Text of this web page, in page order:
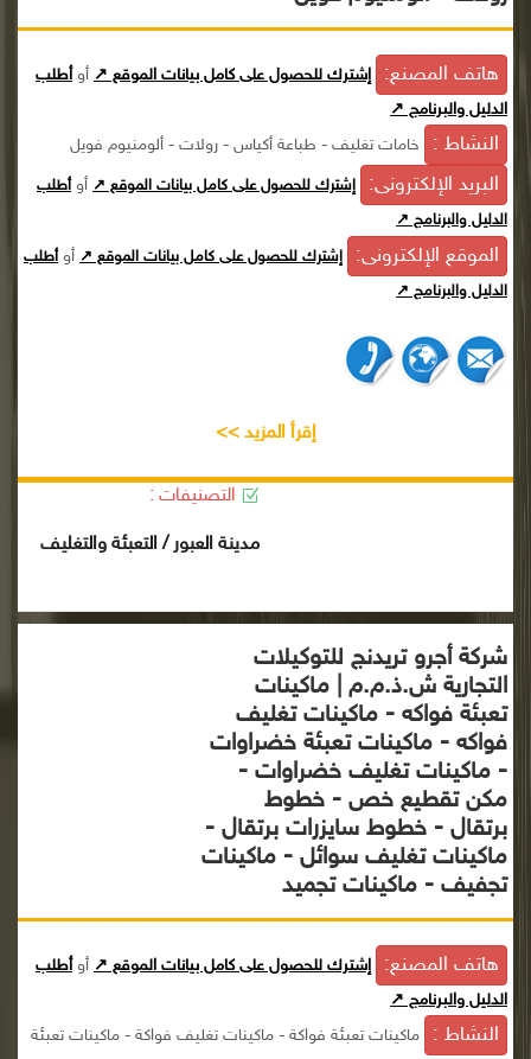
هاتف المصنع: إشترك للحصول على كامل بيانات الموقع ↗ أوأطلب
الدليل والبرنامج ↗
النشاط : خامات تغليف - طباعة أكياس - رولات - ألومنيوم فويل
البريد الإلكترونى: إشترك للحصول على كامل بيانات الموقع ↗ أوأطلب
الدليل والبرنامج ↗
الموقع الإلكترونى: إشترك للحصول على كامل بيانات الموقع ↗ أوأطلب
الدليل والبرنامج ↗
إقرأ المزيد >>
التصنيفات :
مدينة العبور / التعبئة والتغليف
شركة أجرو تريدنج للتوكيلات
التجارية ش.ذ.م.م | ماكينات
تعبئة فواكه - ماكينات تغليف
فواكه - ماكينات تعبئة خضراوات
- ماكينات تغليف خضراوات -
مكن تقطيع خص - خطوط
برتقال - خطوط سايزرات برتقال -
ماكينات تغليف سوائل - ماكينات
تجفيف - ماكينات تجميد
هاتف المصنع: إشترك للحصول على كامل بيانات الموقع ↗ أوأطلب
الدليل والبرنامج ↗
النشاط :
ماكينات تعبئة فواكة - ماكينات تغليف فواكة - ماكينات تعبئة